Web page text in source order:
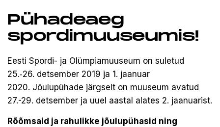
Pühadeaeg
spordimuuseumis!
Eest­i Spordi- ja Olümpiamuuseum on suletud
25.‑26. detsember 2019 ja 1. jaanuar
2020. Jõulupühade järgselt on muuseum avatud
27.-29. detsember ja uuel aastal alates 2. jaanuarist.
Rõõmsaid ja rahulikke jõulupühasid ning